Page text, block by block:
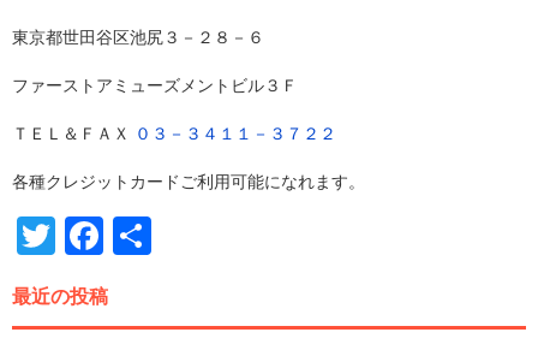
東京都世田谷区池尻３－２８－６
ファーストアミューズメントビル３Ｆ
ＴＥＬ＆ＦＡＸ ０３－３４１１－３７２２
各種クレジットカードご利用可能になれます。
TwitterFacebook
最近の投稿